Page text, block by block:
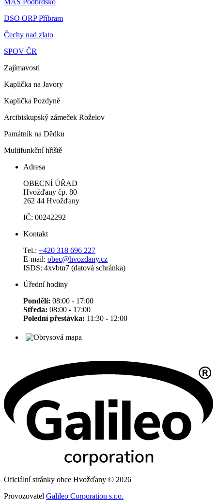
MAS Podbrdsko
DSO ORP Příbram
Čechy nad zlato
SPOV ČR
Zajímavosti
Kaplička na Javory
Kaplička Pozdyně
Arcibiskupský zámeček Roželov
Památník na Dědku
Multifunkční hřiště
Adresa
OBECNÍ ÚŘAD
Hvožďany čp. 80
262 44 Hvožďany
IČ: 00242292
Kontakt
Tel.: +420 318 696 227
E-mail: obec@hvozdany.cz
ISDS: 4xvbtn7 (datová schránka)
Úřední hodiny
Pondělí: 08:00 - 17:00
Středa: 08:00 - 17:00
Polední přestávka: 11:30 - 12:00
Oficiální stránky obce Hvožďany © 2026
Provozovatel Galileo Corporation s.r.o.